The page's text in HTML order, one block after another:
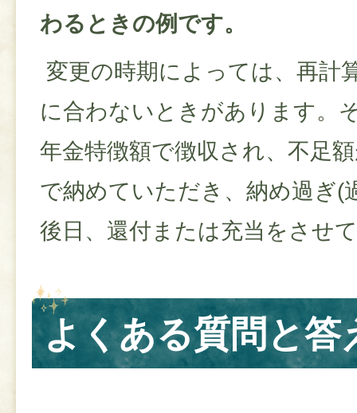
わるときの例です。
変更の時期によっては、再計
に合わないときがあります。
年金特徴額で徴収され、不足
で納めていただき、納め過ぎ(
後日、還付または充当をさせ
よくある質問と答